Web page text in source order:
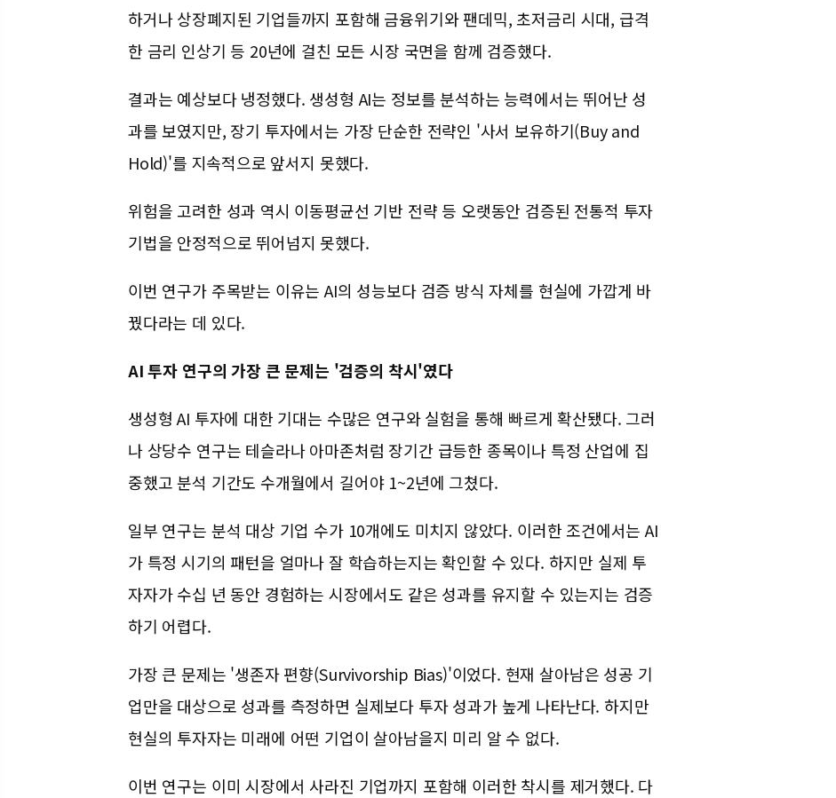
하거나 상장폐지된 기업들까지 포함해 금융위기와 팬데믹, 초저금리 시대, 급격
한 금리 인상기 등 20년에 걸친 모든 시장 국면을 함께 검증했다.
결과는 예상보다 냉정했다. 생성형 AI는 정보를 분석하는 능력에서는 뛰어난 성
과를 보였지만, 장기 투자에서는 가장 단순한 전략인 '사서 보유하기(Buy and
Hold)'를 지속적으로 앞서지 못했다.
위험을 고려한 성과 역시 이동평균선 기반 전략 등 오랫동안 검증된 전통적 투자
기법을 안정적으로 뛰어넘지 못했다.
이번 연구가 주목받는 이유는 AI의 성능보다 검증 방식 자체를 현실에 가깝게 바
꿨다라는 데 있다.
AI 투자 연구의 가장 큰 문제는 '검증의 착시'였다
생성형 AI 투자에 대한 기대는 수많은 연구와 실험을 통해 빠르게 확산됐다. 그러
나 상당수 연구는 테슬라나 아마존처럼 장기간 급등한 종목이나 특정 산업에 집
중했고 분석 기간도 수개월에서 길어야 1~2년에 그쳤다.
일부 연구는 분석 대상 기업 수가 10개에도 미치지 않았다. 이러한 조건에서는 AI
가 특정 시기의 패턴을 얼마나 잘 학습하는지는 확인할 수 있다. 하지만 실제 투
자자가 수십 년 동안 경험하는 시장에서도 같은 성과를 유지할 수 있는지는 검증
하기 어렵다.
가장 큰 문제는 '생존자 편향(Survivorship Bias)'이었다. 현재 살아남은 성공 기
업만을 대상으로 성과를 측정하면 실제보다 투자 성과가 높게 나타난다. 하지만
현실의 투자자는 미래에 어떤 기업이 살아남을지 미리 알 수 없다.
이번 연구는 이미 시장에서 사라진 기업까지 포함해 이러한 착시를 제거했다. 다